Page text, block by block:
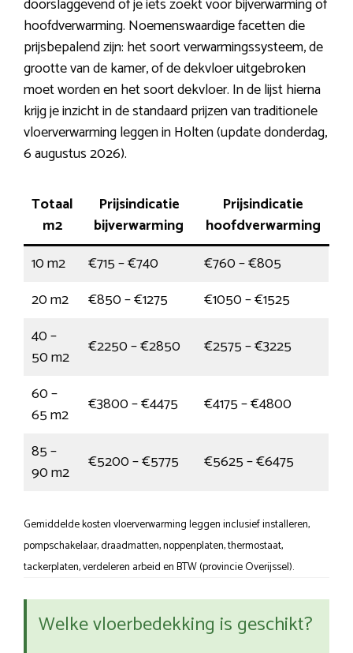
doorslaggevend of je iets zoekt voor bijverwarming of
hoofdverwarming. Noemenswaardige facetten die
prijsbepalend zijn: het soort verwarmingssysteem, de
grootte van de kamer, of de dekvloer uitgebroken
moet worden en het soort dekvloer. In de lijst hierna
krijg je inzicht in de standaard prijzen van traditionele
vloerverwarming leggen in Holten (update donderdag,
6 augustus 2026).
Totaal
m2
Prijsindicatie
bijverwarming
Prijsindicatie
hoofdverwarming
10 m2
€715 – €740
€760 – €805
20 m2
€850 – €1275
€1050 – €1525
40 –
50 m2
€2250 – €2850
€2575 – €3225
60 –
65 m2
€3800 – €4475
€4175 – €4800
85 –
90 m2
€5200 – €5775 €5625 – €6475
Gemiddelde kosten vloerverwarming leggen inclusief installeren,
pompschakelaar, draadmatten, noppenplaten, thermostaat,
tackerplaten, verdeleren arbeid en BTW (provincie Overijssel).
Welke vloerbedekking is geschikt?